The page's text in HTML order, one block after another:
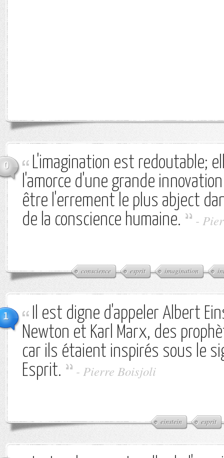
0
L'imagination est redoutable;
l'amorce d'une grande
être l'errement le plus abject
de la conscience humaine.
-
conscience esprit imagination
1
Il est digne d'appeler Albert
Newton et Karl Marx, des
car ils étaient inspirés sous le
Esprit.
- Pierre Boisjoli
einstein esprit